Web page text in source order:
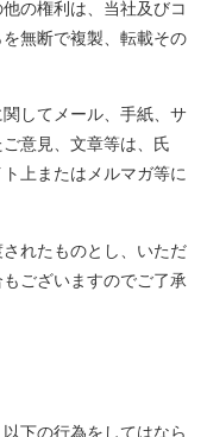
の権利は、当社及びコ
無断で複製、転載その
してメール、手紙、サ
意見、文章等は、氏
上またはメルマガ等に
れたものとし、いただ
ございますのでご了承
下の行為をしてはなら